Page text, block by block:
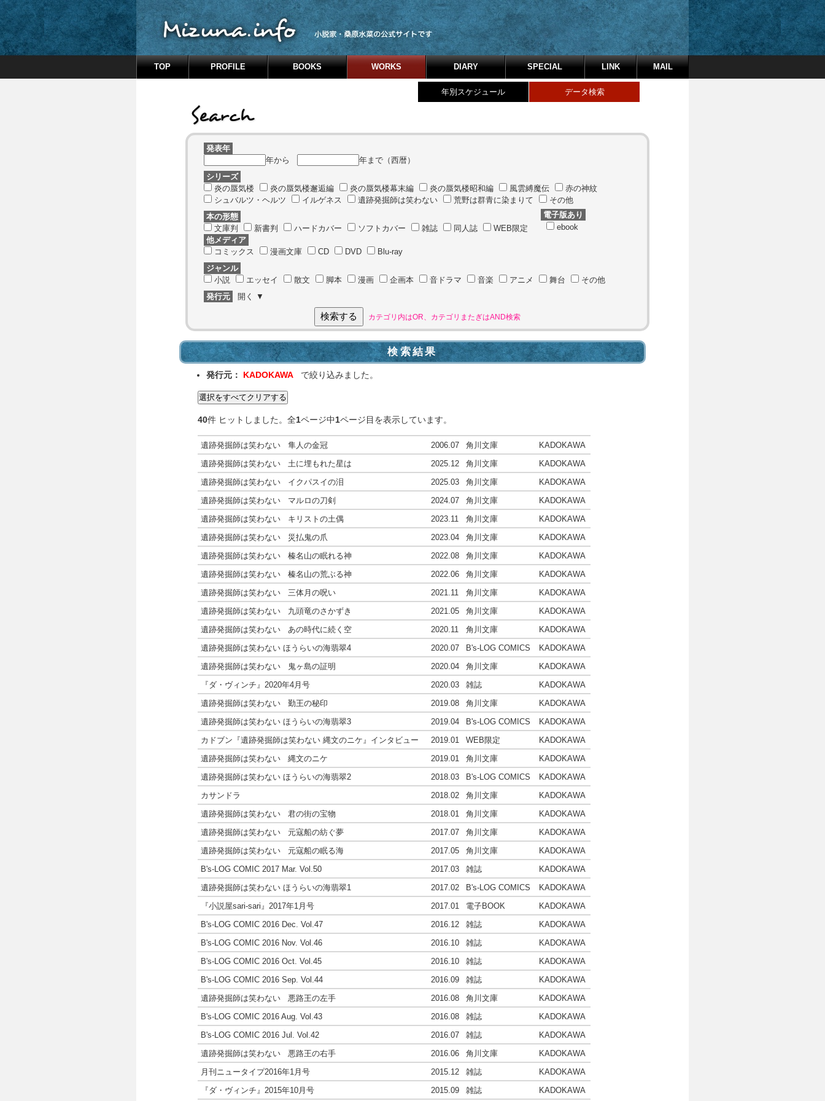
TOP PROFILE BOOKS WORKS DIARY SPECIAL LINK MAIL
データ検索
年別スケジュール
発表年
年から
年まで（西暦）
シリーズ
炎の蜃気楼
炎の蜃気楼邂逅編 炎の蜃気楼幕末編 炎の蜃気楼昭和編 風雲縛魔伝
赤の神紋
シュバルツ・ヘルツ
イルゲネス 遺跡発掘師は笑わない 荒野は群青に染まりて
その他
本の形態
文庫判
新書判 ハードカバー ソフトカバー 雑誌 同人誌 WEB限定
電子版あり
ebook
他メディア
コミックス
漫画文庫 CD DVD
Blu-ray
ジャンル
小説
エッセイ 散文 脚本 漫画 企画本 音ドラマ 音楽 アニメ 舞台
その他
発行元
カテゴリ内はOR、カテゴリまたぎはAND検索
検索結果
発行元： KADOKAWA で絞り込みました。
40件 ヒットしました。全1ページ中1ページ目を表示しています。
遺跡発掘師は笑わない 隼人の金冠 2006 .07 角川文庫
KADOKAWA
遺跡発掘師は笑わない 土に埋もれた星は
2025 .12 角川文庫
KADOKAWA
遺跡発掘師は笑わない イクパスイの泪
2025 .03 角川文庫
KADOKAWA
遺跡発掘師は笑わない マルロの刀剣
2024 .07 角川文庫
KADOKAWA
遺跡発掘師は笑わない キリストの土偶
2023 .11 角川文庫
KADOKAWA
遺跡発掘師は笑わない 災払鬼の爪
2023 .04 角川文庫
KADOKAWA
遺跡発掘師は笑わない 榛名山の眠れる神
2022 .08 角川文庫
KADOKAWA
遺跡発掘師は笑わない 榛名山の荒ぶる神
2022 .06 角川文庫
KADOKAWA
遺跡発掘師は笑わない 三体月の呪い
2021 .11 角川文庫
KADOKAWA
遺跡発掘師は笑わない 九頭竜のさかずき
2021 .05 角川文庫
KADOKAWA
遺跡発掘師は笑わない あの時代に続く空
2020 .11 角川文庫
KADOKAWA
遺跡発掘師は笑わない ほうらいの海翡翠4
2020 .07 B's-LOG COMICS
KADOKAWA
遺跡発掘師は笑わない 鬼ヶ島の証明
2020 .04 角川文庫
KADOKAWA
『ダ・ヴィンチ』2020年4月号
2020 .03 雑誌
KADOKAWA
遺跡発掘師は笑わない 勤王の秘印
2019 .08 角川文庫
KADOKAWA
遺跡発掘師は笑わない ほうらいの海翡翠3
2019 .04 B's-LOG COMICS
KADOKAWA
カドブン『遺跡発掘師は笑わない 縄文のニケ』インタビュー
2019 .01 WEB限定
KADOKAWA
遺跡発掘師は笑わない 縄文のニケ
2019 .01 角川文庫
KADOKAWA
遺跡発掘師は笑わない ほうらいの海翡翠2
2018 .03 B's-LOG COMICS
KADOKAWA
カサンドラ
2018 .02 角川文庫
KADOKAWA
遺跡発掘師は笑わない 君の街の宝物
2018 .01 角川文庫
KADOKAWA
遺跡発掘師は笑わない 元寇船の紡ぐ夢
2017 .07 角川文庫
KADOKAWA
遺跡発掘師は笑わない 元寇船の眠る海
2017 .05 角川文庫
KADOKAWA
B's-LOG COMIC 2017 Mar. Vol.50
2017 .03 雑誌
KADOKAWA
遺跡発掘師は笑わない ほうらいの海翡翠1
2017 .02 B's-LOG COMICS
KADOKAWA
『小説屋sari-sari』2017年1月号
2017 .01 電子BOOK
KADOKAWA
B's-LOG COMIC 2016 Dec. Vol.47
2016 .12 雑誌
KADOKAWA
B's-LOG COMIC 2016 Nov. Vol.46
2016 .10 雑誌
KADOKAWA
B's-LOG COMIC 2016 Oct. Vol.45
2016 .10 雑誌
KADOKAWA
B's-LOG COMIC 2016 Sep. Vol.44
2016 .09 雑誌
KADOKAWA
遺跡発掘師は笑わない 悪路王の左手
2016 .08 角川文庫
KADOKAWA
B's-LOG COMIC 2016 Aug. Vol.43
2016 .08 雑誌
KADOKAWA
B's-LOG COMIC 2016 Jul. Vol.42
2016 .07 雑誌
KADOKAWA
遺跡発掘師は笑わない 悪路王の右手
2016 .06 角川文庫
KADOKAWA
月刊ニュータイプ2016年1月号
2015 .12 雑誌
KADOKAWA
『ダ・ヴィンチ』2015年10月号
2015 .09 雑誌 KADOKAWA